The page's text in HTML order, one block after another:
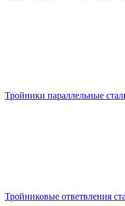
Тройники параллельные
Тройниковые ответвления